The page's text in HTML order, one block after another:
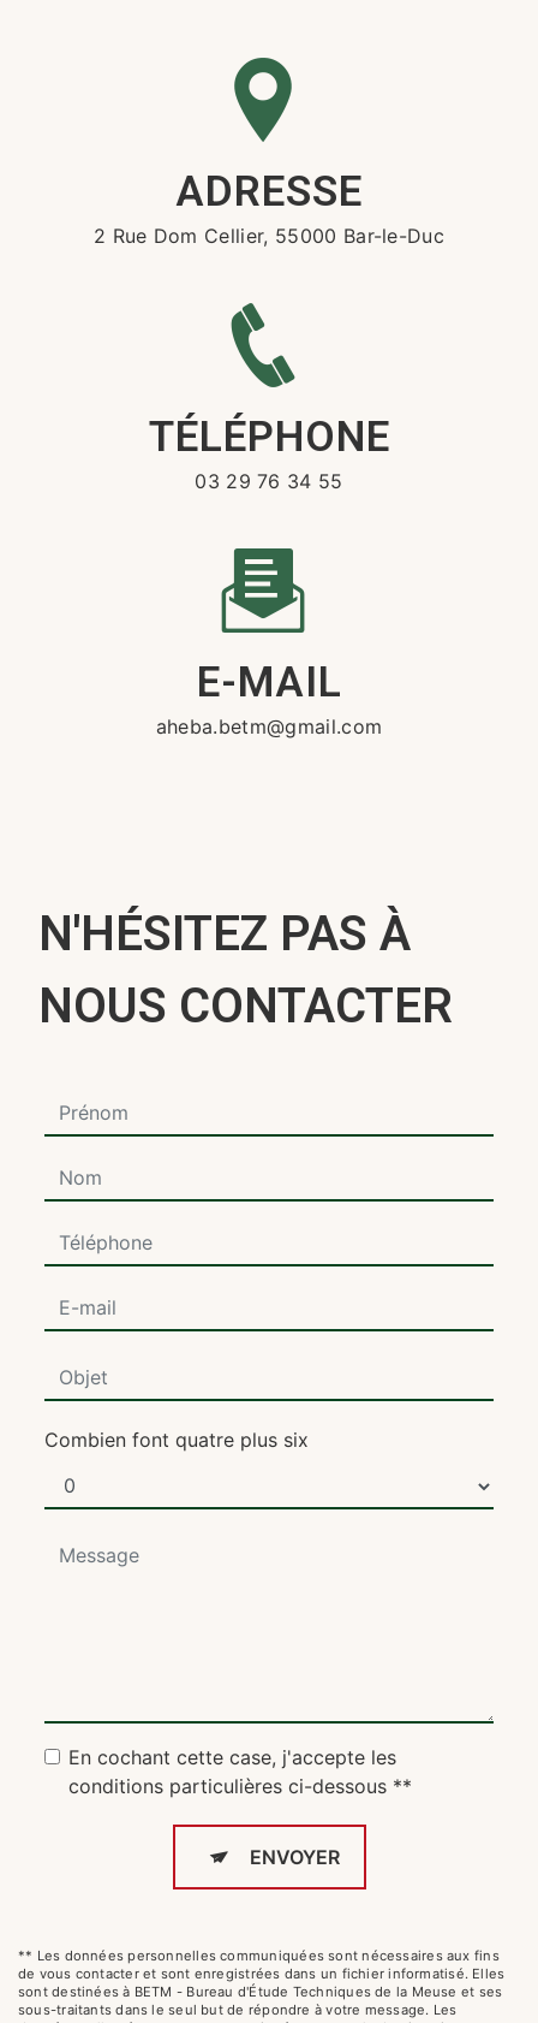
ADRESSE
2 Rue Dom Cellier, 55000 Bar-le-Duc
TÉLÉPHONE
03 29 76 34 55
E-MAIL
aheba.betm@gmail.com
N'HÉSITEZ PAS À
NOUS CONTACTER
Combien font quatre plus six
En cochant cette case, j'accepte les
conditions particulières ci-dessous **
ENVOYER
** Les données personnelles communiquées sont nécessaires aux fins
de vous contacter et sont enregistrées dans un fichier informatisé. Elles
sont destinées à BETM - Bureau d'Étude Techniques de la Meuse et ses
sous-traitants dans le seul but de répondre à votre message. Les